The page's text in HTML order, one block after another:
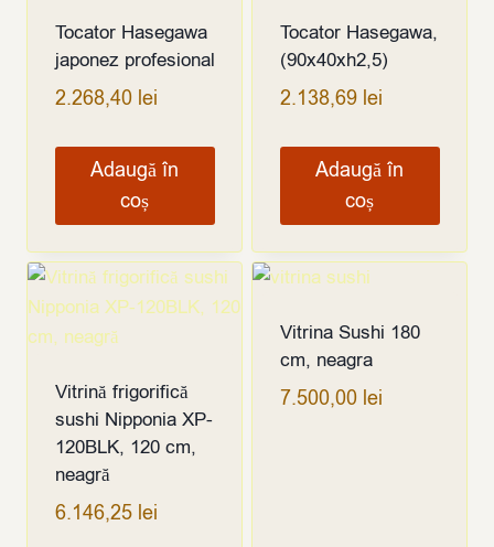
Tocator Hasegawa
japonez profesional
2.268,40 lei
Adaugă în
coș
Tocator Hasegawa,
(90x40xh2,5)
2.138,69 lei
Adaugă în
coș
Vitrină frigorifică
sushi Nipponia XP-
120BLK, 120 cm,
neagră
6.146,25 lei
Vitrina Sushi 180
cm, neagra
7.500,00 lei